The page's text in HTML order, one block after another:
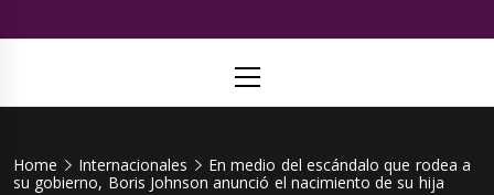
Viral
Menu
Home Internacionales
En medio del escándalo que rodea a
su gobierno, Boris Johnson anunció el nacimiento de su hija